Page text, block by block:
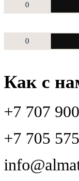
0
0
Как с
+7 707
+7 705